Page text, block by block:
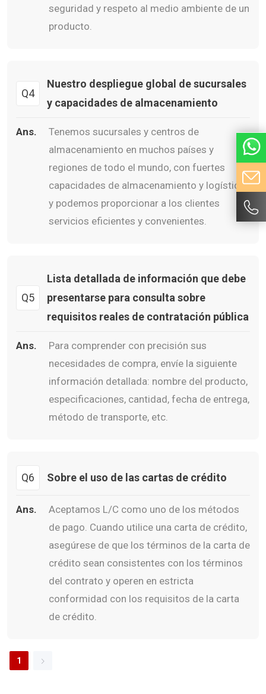
seguridad y respeto al medio ambiente de un
producto.
Q4
Nuestro despliegue global de sucursales
y capacidades de almacenamiento
Ans.
Tenemos sucursales y centros de
almacenamiento en muchos países y
regiones de todo el mundo, con fuertes
capacidades de almacenamiento y logística,
y podemos proporcionar a los clientes
servicios eficientes y convenientes.
Q5
Lista detallada de información que debe
presentarse para consulta sobre
requisitos reales de contratación pública
Ans.
Para comprender con precisión sus
necesidades de compra, envíe la siguiente
información detallada: nombre del producto,
especificaciones, cantidad, fecha de entrega,
método de transporte, etc.
Q6 Sobre el uso de las cartas de crédito
Ans.
Aceptamos L/C como uno de los métodos
de pago. Cuando utilice una carta de crédito,
asegúrese de que los términos de la carta de
crédito sean consistentes con los términos
del contrato y operen en estricta
conformidad con los requisitos de la carta
de crédito.
1